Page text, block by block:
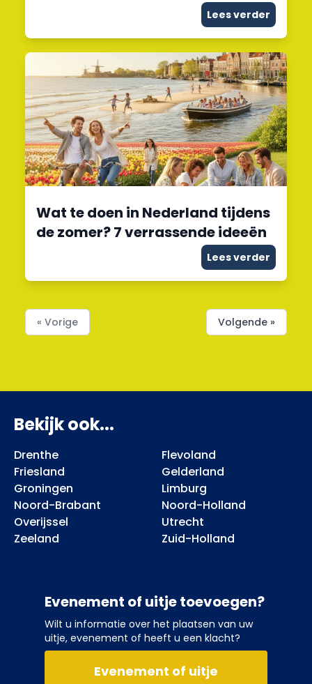
Lees verder
Wat te doen in Nederland tijdens
de zomer? 7 verrassende ideeën
Lees verder
« Vorige Volgende »
Bekijk ook...
Drenthe
Flevoland
Friesland
Gelderland
Groningen
Limburg
Noord-Brabant
Noord-Holland
Overijssel
Utrecht
Zeeland
Zuid-Holland
Evenement of uitje toevoegen?
Wilt u informatie over het plaatsen van uw
uitje, evenement of heeft u een klacht?
Evenement of uitje